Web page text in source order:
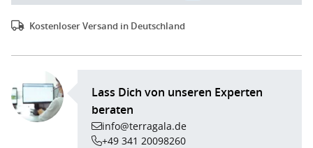
Kostenloser Versand in Deutschland
Lass Dich von unseren Experten
beraten
info@terragala.de
+49 341 20098260